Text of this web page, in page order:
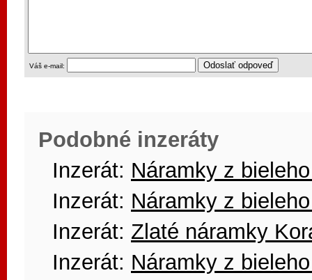
Váš e-mail:
Podobné inzeráty
Inzerát: Náramky z
Inzerát: Náramky z
Inzerát: Zlaté náramky
Inzerát: Náramky z